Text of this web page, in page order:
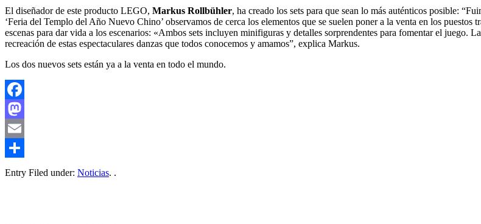
El diseñador de este producto LEGO, Markus Rollbühler, ha creado los sets para que sean lo más auténticos posible:
‘Feria del Templo del Año Nuevo Chino’ observamos de cerca los elementos que se suelen poner a la venta en los
escenas para dar vida a los escenarios: «Ambos sets incluyen minifiguras y detalles sorprendentes para fomentar el juego.
recreación de estas espectaculares danzas que todos conocemos y amamos”, explica Markus.
Los dos nuevos sets están ya a la venta en todo el mundo.
Facebook
Mastodon
Email
Compartir
Entry Filed under: Noticias. .